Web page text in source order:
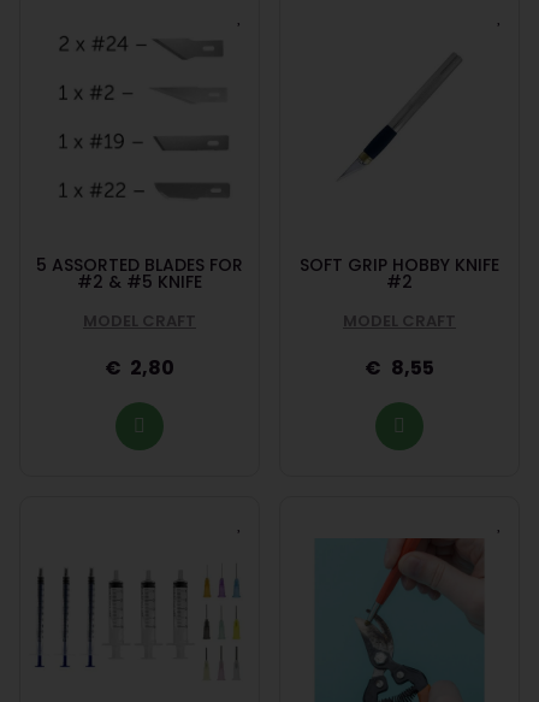
5 ASSORTED BLADES FOR
#2 & #5 KNIFE
MODEL CRAFT
2,80
SOFT GRIP HOBBY KNIFE
#2
MODEL CRAFT
8,55